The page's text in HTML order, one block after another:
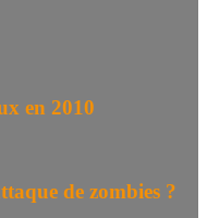
en 2010
de zombies ?